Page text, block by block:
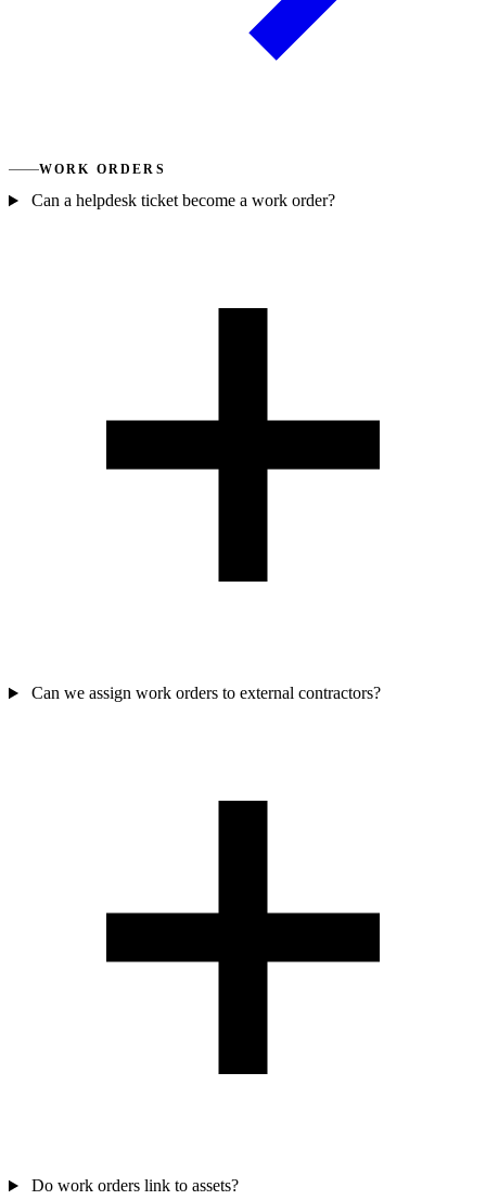
WORK ORDERS
Can a helpdesk ticket become a work order?
Can we assign work orders to external contractors?
Do work orders link to assets?